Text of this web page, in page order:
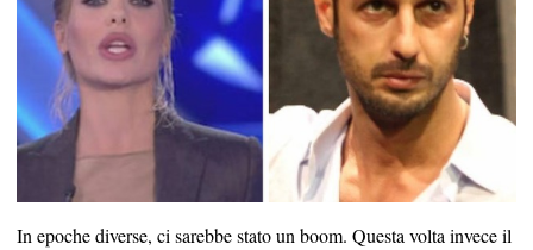
In epoche diverse, ci sarebbe stato un boom. Questa volta invece il